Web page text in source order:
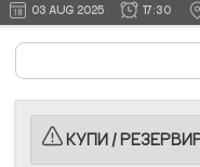
03 AUG 2025 17:30
КУПИ /